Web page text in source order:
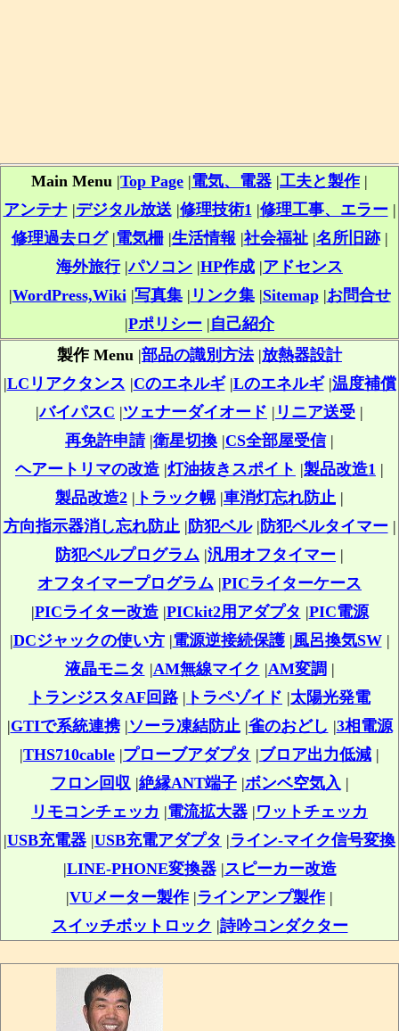
Main Menu |Top Page |電気、電器 |工夫と製作|
アンテナ|デジタル放送|修理技術1 |修理工事、エラー|
修理過去ログ|電気柵|生活情報 |社会福祉|名所旧跡|
海外旅行|パソコン |HP作成 |アドセンス
|WordPress,Wiki|写真集| リンク集|Sitemap|お問合せ
|Pポリシー |自己紹介
製作 Menu |部品の識別方法|放熱器設計
|LCリアクタンス |Cのエネルギ|Lのエネルギ|温度補償
|バイパスC |ツェナーダイオード | リニア送受 |
再免許申請|衛星切換 |CS全部屋受信|
ヘアートリマの改造 |灯油抜きスポイト |製品改造1 |
製品改造2 | トラック幌|車消灯忘れ防止 |
方向指示器消し忘れ防止| 防犯ベル| 防犯ベルタイマー|
防犯ベルプログラム |汎用オフタイマー |
オフタイマープログラム |PICライターケース
|PICライター改造|PICkit2用アダプタ |PIC電源
|DCジャックの使い方|電源逆接続保護|風呂換気SW|
液晶モニタ |AM無線マイク |AM変調 |
トランジスタAF回路 | トラペゾイド |太陽光発電
|GTIで系統連携|ソーラ凍結防止|雀のおどし |3相電源
|THS710cable |プローブアダプタ |ブロア出力低減 |
フロン回収|絶縁ANT端子|ボンベ空気入 |
リモコンチェッカ |電流拡大器 |ワットチェッカ
|USB充電器 |USB充電アダプタ |ライン-マイク信号変換
|LINE-PHONE変換器|スピーカー改造
|VUメーター製作|ラインアンプ製作|
スイッチボットロック |詩吟コンダクター